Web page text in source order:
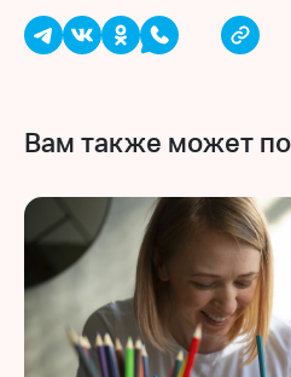
Вам также может